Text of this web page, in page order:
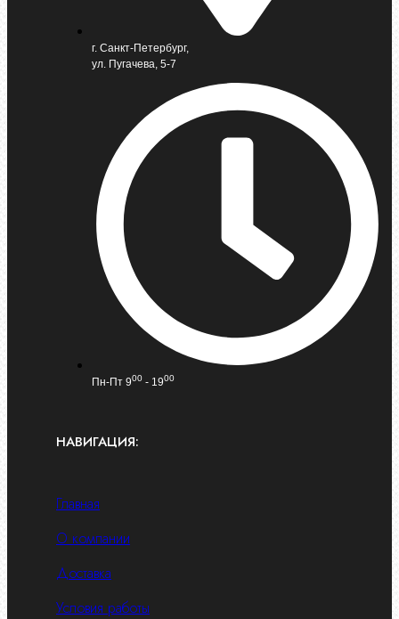
г. Санкт-Петербург,
ул. Пугачева, 5-7
Пн-Пт 900 - 1900
НАВИГАЦИЯ:
Главная
О компании
Доставка
Условия работы